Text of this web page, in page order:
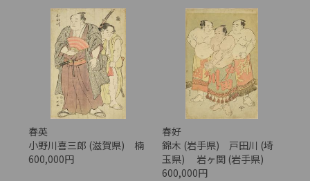
春英
小野川喜三郎 (滋賀県) 楠
600,000円
春好
錦木 (岩手県) 戸田川 (埼
玉県) 岩ヶ関 (岩手県)
600,000円